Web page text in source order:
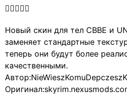

Новый скин для тел CBBE и
заменяет стандартные
теперь они будут более
качественными.